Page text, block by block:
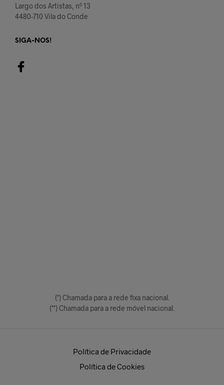
Largo dos Artistas, nº 13
4480-710 Vila do Conde
SIGA-NOS!
(*) Chamada para a rede fixa nacional.
(**) Chamada para a rede móvel nacional.
Política de Privacidade
Política de Cookies